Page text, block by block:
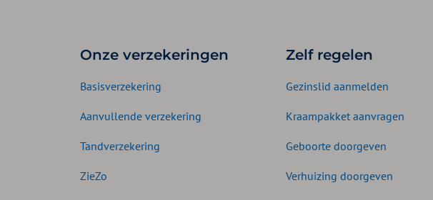
Onze verzekeringen
Basisverzekering
Aanvullende verzekering
Tandverzekering
ZieZo
Zelf regelen
Gezinslid aanmelden
Kraampakket aanvragen
Geboorte doorgeven
Verhuizing doorgeven